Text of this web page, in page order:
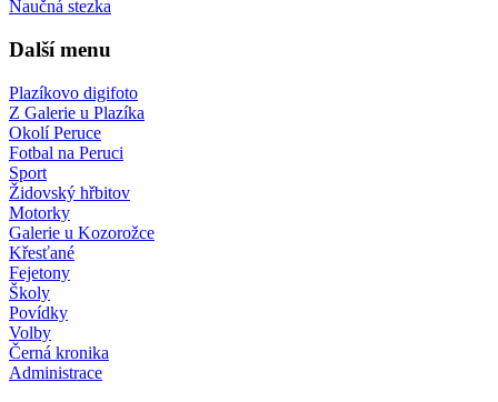
Naučná stezka
Další menu
Plazíkovo digifoto
Z Galerie u Plazíka
Okolí Peruce
Fotbal na Peruci
Sport
Židovský hřbitov
Motorky
Galerie u Kozorožce
Křesťané
Fejetony
Školy
Povídky
Volby
Černá kronika
Administrace